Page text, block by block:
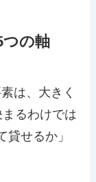
つの軸
は、大きく
るわけでは
せるか」